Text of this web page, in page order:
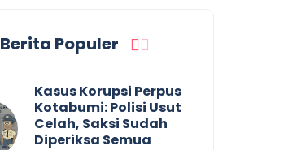
Berita Populer
Kasus Korupsi Perpus
Kotabumi: Polisi Usut
Celah, Saksi Sudah
Diperiksa Semua